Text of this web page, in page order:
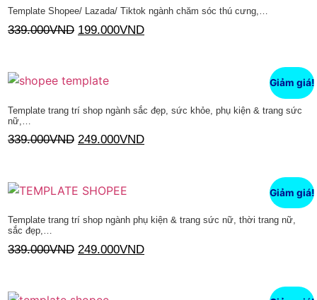
Template Shopee/ Lazada/ Tiktok ngành chăm sóc thú cưng,…
339.000VND 199.000VND
Giảm giá!
Template trang trí shop ngành sắc đẹp, sức khỏe, phụ kiện & trang sức
nữ,…
339.000VND 249.000VND
Giảm giá!
Template trang trí shop ngành phụ kiện & trang sức nữ, thời trang nữ,
sắc đẹp,…
339.000VND 249.000VND